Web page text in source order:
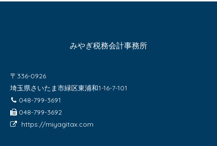
みやぎ税務会計事務所
〒336-0926
埼玉県さいたま市緑区東浦和1-16-7-101
048-799-3691
048-799-3692
https://miyagitax.com